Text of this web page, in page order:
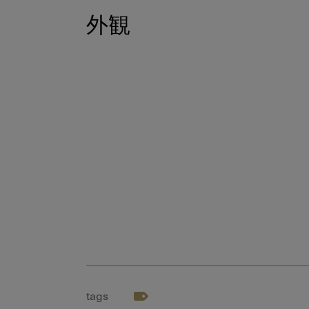
外観
tags